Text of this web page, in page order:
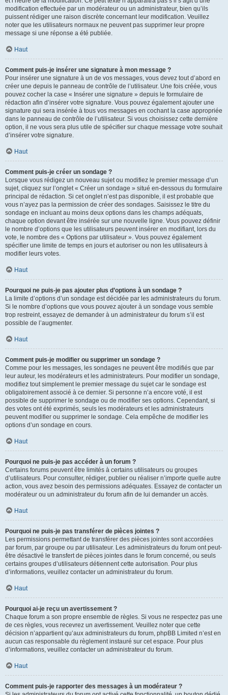
modification effectuée par un modérateur ou un administrateur, bien qu’ils
puissent rédiger une raison discrète concernant leur modification. Veuillez
noter que les utilisateurs normaux ne peuvent pas supprimer leur propre
message si une réponse a été publiée.
Haut
Comment puis-je insérer une signature à mon message ?
Pour insérer une signature à un de vos messages, vous devez tout d’abord en
créer une depuis le panneau de contrôle de l’utilisateur. Une fois créée, vous
pouvez cocher la case « Insérer une signature » depuis le formulaire de
rédaction afin d’insérer votre signature. Vous pouvez également ajouter une
signature qui sera insérée à tous vos messages en cochant la case appropriée
dans le panneau de contrôle de l’utilisateur. Si vous choisissez cette dernière
option, il ne vous sera plus utile de spécifier sur chaque message votre souhait
d’insérer votre signature.
Haut
Comment puis-je créer un sondage ?
Lorsque vous rédigez un nouveau sujet ou modifiez le premier message d’un
sujet, cliquez sur l’onglet « Créer un sondage » situé en-dessous du formulaire
principal de rédaction. Si cet onglet n’est pas disponible, il est probable que
vous n’ayez pas la permission de créer des sondages. Saisissez le titre du
sondage en incluant au moins deux options dans les champs adéquats,
chaque option devant être insérée sur une nouvelle ligne. Vous pouvez définir
le nombre d’options que les utilisateurs peuvent insérer en modifiant, lors du
vote, le nombre des « Options par utilisateur ». Vous pouvez également
spécifier une limite de temps en jours et autoriser ou non les utilisateurs à
modifier leurs votes.
Haut
Pourquoi ne puis-je pas ajouter plus d’options à un sondage ?
La limite d’options d’un sondage est décidée par les administrateurs du forum.
Si le nombre d’options que vous pouvez ajouter à un sondage vous semble
trop restreint, essayez de demander à un administrateur du forum s’il est
possible de l’augmenter.
Haut
Comment puis-je modifier ou supprimer un sondage ?
Comme pour les messages, les sondages ne peuvent être modifiés que par
leur auteur, les modérateurs et les administrateurs. Pour modifier un sondage,
modifiez tout simplement le premier message du sujet car le sondage est
obligatoirement associé à ce dernier. Si personne n’a encore voté, il est
possible de supprimer le sondage ou de modifier ses options. Cependant, si
des votes ont été exprimés, seuls les modérateurs et les administrateurs
peuvent modifier ou supprimer le sondage. Cela empêche de modifier les
options d’un sondage en cours.
Haut
Pourquoi ne puis-je pas accéder à un forum ?
Certains forums peuvent être limités à certains utilisateurs ou groupes
d’utilisateurs. Pour consulter, rédiger, publier ou réaliser n’importe quelle autre
action, vous avez besoin des permissions adéquates. Essayez de contacter un
modérateur ou un administrateur du forum afin de lui demander un accès.
Haut
Pourquoi ne puis-je pas transférer de pièces jointes ?
Les permissions permettant de transférer des pièces jointes sont accordées
par forum, par groupe ou par utilisateur. Les administrateurs du forum ont peut-
être désactivé le transfert de pièces jointes dans le forum concerné, ou seuls
certains groupes d’utilisateurs détiennent cette autorisation. Pour plus
d’informations, veuillez contacter un administrateur du forum.
Haut
Pourquoi ai-je reçu un avertissement ?
Chaque forum a son propre ensemble de règles. Si vous ne respectez pas une
de ces règles, vous recevrez un avertissement. Veuillez noter que cette
décision n’appartient qu’aux administrateurs du forum, phpBB Limited n’est en
aucun cas responsable du règlement instauré sur cet espace. Pour plus
d’informations, veuillez contacter un administrateur du forum.
Haut
Comment puis-je rapporter des messages à un modérateur ?